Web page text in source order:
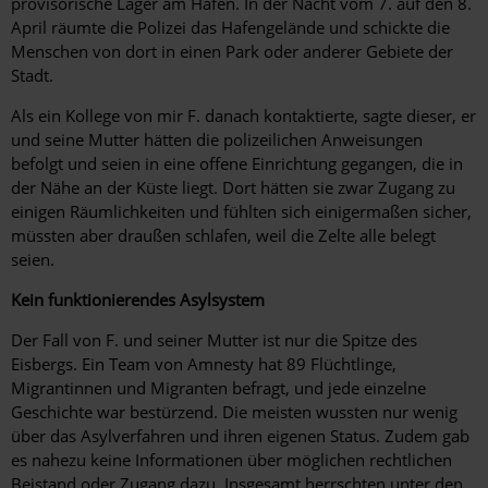
April räumte die Polizei das Hafengelände und schickte die
Menschen von dort in einen Park oder anderer Gebiete der
Stadt.
Als ein Kollege von mir F. danach kontaktierte, sagte dieser, er
und seine Mutter hätten die polizeilichen Anweisungen
befolgt und seien in eine offene Einrichtung gegangen, die in
der Nähe an der Küste liegt. Dort hätten sie zwar Zugang zu
einigen Räumlichkeiten und fühlten sich einigermaßen sicher,
müssten aber draußen schlafen, weil die Zelte alle belegt
seien.
Kein funktionierendes Asylsystem
Der Fall von F. und seiner Mutter ist nur die Spitze des
Eisbergs. Ein Team von Amnesty hat 89 Flüchtlinge,
Migrantinnen und Migranten befragt, und jede einzelne
Geschichte war bestürzend. Die meisten wussten nur wenig
über das Asylverfahren und ihren eigenen Status. Zudem gab
es nahezu keine Informationen über möglichen rechtlichen
Beistand oder Zugang dazu. Insgesamt herrschten unter den